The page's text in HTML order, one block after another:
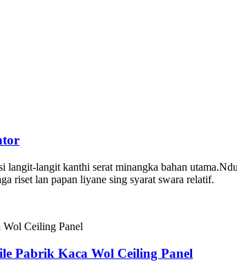
langit kanthi serat minangka bahan
riset lan papan liyane sing syarat swara relatif.
Pabrik Kaca Wol Ceiling Panel